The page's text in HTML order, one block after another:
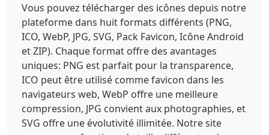
Vous pouvez télécharger des icônes depuis notre
plateforme dans huit formats différents (PNG,
ICO, WebP, JPG, SVG, Pack Favicon, Icône Android
et ZIP). Chaque format offre des avantages
uniques: PNG est parfait pour la transparence,
ICO peut être utilisé comme favicon dans les
navigateurs web, WebP offre une meilleure
compression, JPG convient aux photographies, et
SVG offre une évolutivité illimitée. Notre site